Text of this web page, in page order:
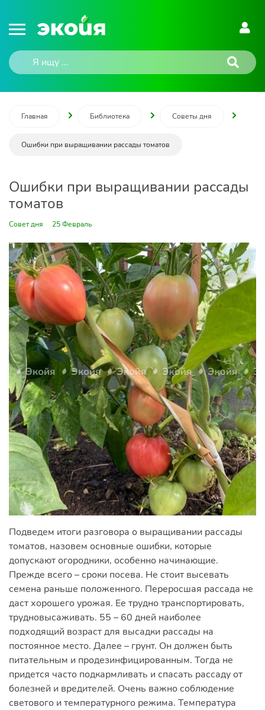
Главная Библиотека Советы дня
Ошибки при выращивании рассады томатов
Ошибки при выращивании рассады
томатов
Совет дня 25 Февраль
Подведем итоги разговора о выращивании рассады
томатов, назовем основные ошибки, которые
допускают огородники, особенно начинающие.
Прежде всего – сроки посева. Не стоит высевать
семена раньше положенного. Переросшая рассада не
даст хорошего урожая. Ее трудно транспортировать,
трудновысаживать. 55 – 60 дней наиболее
подходящий возраст для высадки рассады на
постоянное место. Далее – грунт. Он должен быть
питательным и продезинфицированным. Тогда не
придется часто подкармливать и спасать рассаду от
болезней и вредителей. Очень важно соблюдение
светового и температурного режима. Температура